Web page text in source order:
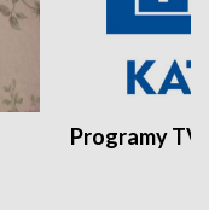
Programy